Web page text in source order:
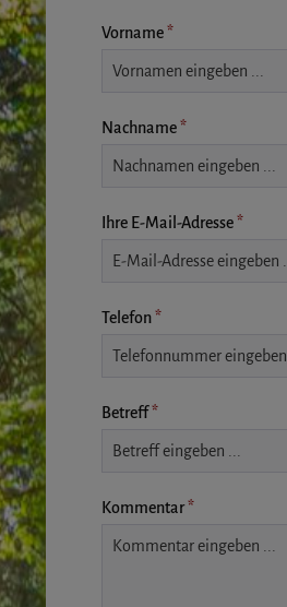
Vorname*
Nachname*
Ihre E-Mail-Adresse*
Telefon*
Betreff*
Kommentar*